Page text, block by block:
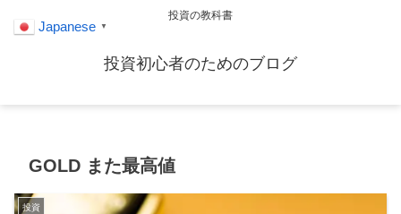
投資の教科書
投資初心者のためのブログ
GOLD また最高値
投資
Japanese ▼